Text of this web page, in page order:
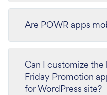
Are POWR apps
Can I customize
Friday Promotion
for WordPress site?